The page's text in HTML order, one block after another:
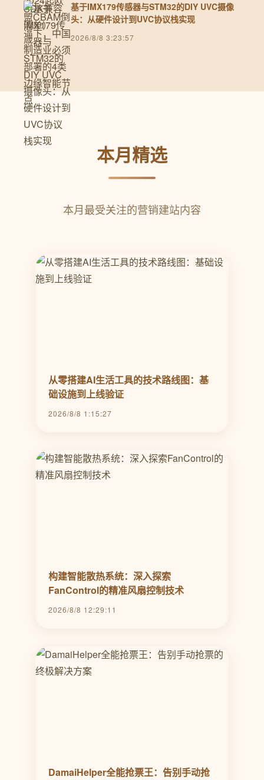
基于IMX179传感器与STM32的DIY UVC摄像
头：从硬件设计到UVC协议栈实现
2026/8/8 3:23:57
本月精选
本月最受关注的营销建站内容
从零搭建AI生活工具的技术路线图：基
础设施到上线验证
2026/8/8 1:15:27
构建智能散热系统：深入探索
FanControl的精准风扇控制技术
2026/8/8 12:29:11
DamaiHelper全能抢票王：告别手动抢